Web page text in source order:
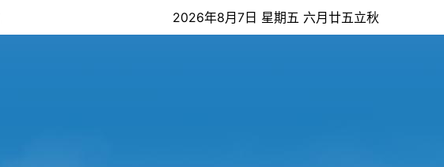
2026年8月7日 星期五 六月廿五立秋